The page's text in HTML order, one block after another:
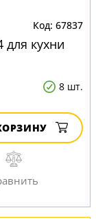
67837
для кухни
8 шт.